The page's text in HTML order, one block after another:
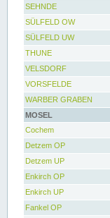
SEHNDE
SÜLFELD OW
SÜLFELD UW
THUNE
VELSDORF
VORSFELDE
WARBER GRABEN
MOSEL
Cochem
Detzem OP
Detzem UP
Enkirch OP
Enkirch UP
Fankel OP